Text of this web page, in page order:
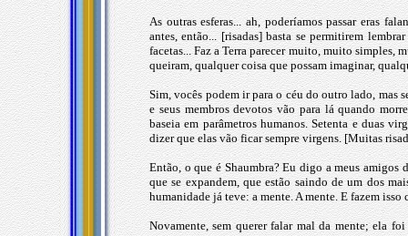
As outras esferas... ah, poderíamos passar eras
antes, então... [risadas] basta se permitirem
facetas... Faz a Terra parecer muito, muito simples,
queiram, qualquer coisa que possam imaginar,
Sim, vocês podem ir para o céu do outro lado, mas
e seus membros devotos vão para lá quando
baseia em parâmetros humanos. Setenta e duas
dizer que elas vão ficar sempre virgens. [Muitas
Então, o que é Shaumbra? Eu digo a meus
que se expandem, que estão saindo de um dos
humanidade já teve: a mente. A mente. E fazem
Novamente, sem querer falar mal da mente; ela